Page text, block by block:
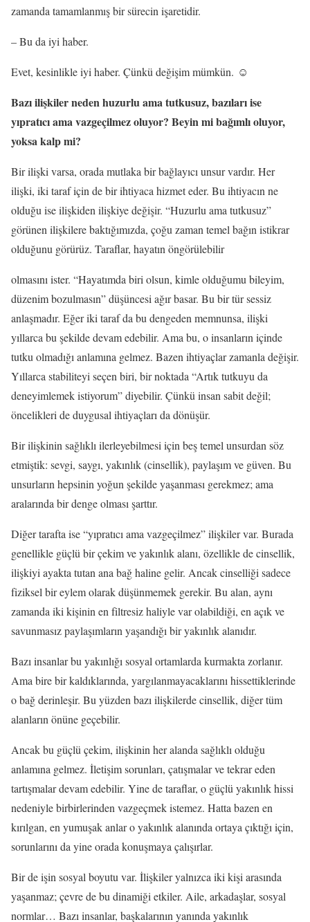
zamanda tamamlanmış bir sürecin işaretidir.
– Bu da iyi haber.
Evet, kesinlikle iyi haber. Çünkü değişim mümkün. ☺
Bazı ilişkiler neden huzurlu ama tutkusuz, bazıları ise
yıpratıcı ama vazgeçilmez oluyor? Beyin mi bağımlı oluyor,
yoksa kalp mi?
Bir ilişki varsa, orada mutlaka bir bağlayıcı unsur vardır. Her
ilişki, iki taraf için de bir ihtiyaca hizmet eder. Bu ihtiyacın ne
olduğu ise ilişkiden ilişkiye değişir. “Huzurlu ama tutkusuz”
görünen ilişkilere baktığımızda, çoğu zaman temel bağın istikrar
olduğunu görürüz. Taraflar, hayatın öngörülebilir
olmasını ister. “Hayatımda biri olsun, kimle olduğumu bileyim,
düzenim bozulmasın” düşüncesi ağır basar. Bu bir tür sessiz
anlaşmadır. Eğer iki taraf da bu dengeden memnunsa, ilişki
yıllarca bu şekilde devam edebilir. Ama bu, o insanların içinde
tutku olmadığı anlamına gelmez. Bazen ihtiyaçlar zamanla değişir.
Yıllarca stabiliteyi seçen biri, bir noktada “Artık tutkuyu da
deneyimlemek istiyorum” diyebilir. Çünkü insan sabit değil;
öncelikleri de duygusal ihtiyaçları da dönüşür.
Bir ilişkinin sağlıklı ilerleyebilmesi için beş temel unsurdan söz
etmiştik: sevgi, saygı, yakınlık (cinsellik), paylaşım ve güven. Bu
unsurların hepsinin yoğun şekilde yaşanması gerekmez; ama
aralarında bir denge olması şarttır.
Diğer tarafta ise “yıpratıcı ama vazgeçilmez” ilişkiler var. Burada
genellikle güçlü bir çekim ve yakınlık alanı, özellikle de cinsellik,
ilişkiyi ayakta tutan ana bağ haline gelir. Ancak cinselliği sadece
fiziksel bir eylem olarak düşünmemek gerekir. Bu alan, aynı
zamanda iki kişinin en filtresiz haliyle var olabildiği, en açık ve
savunmasız paylaşımların yaşandığı bir yakınlık alanıdır.
Bazı insanlar bu yakınlığı sosyal ortamlarda kurmakta zorlanır.
Ama bire bir kaldıklarında, yargılanmayacaklarını hissettiklerinde
o bağ derinleşir. Bu yüzden bazı ilişkilerde cinsellik, diğer tüm
alanların önüne geçebilir.
Ancak bu güçlü çekim, ilişkinin her alanda sağlıklı olduğu
anlamına gelmez. İletişim sorunları, çatışmalar ve tekrar eden
tartışmalar devam edebilir. Yine de taraflar, o güçlü yakınlık hissi
nedeniyle birbirlerinden vazgeçmek istemez. Hatta bazen en
kırılgan, en yumuşak anlar o yakınlık alanında ortaya çıktığı için,
sorunlarını da yine orada konuşmaya çalışırlar.
Bir de işin sosyal boyutu var. İlişkiler yalnızca iki kişi arasında
yaşanmaz; çevre de bu dinamiği etkiler. Aile, arkadaşlar, sosyal
normlar… Bazı insanlar, başkalarının yanında yakınlık